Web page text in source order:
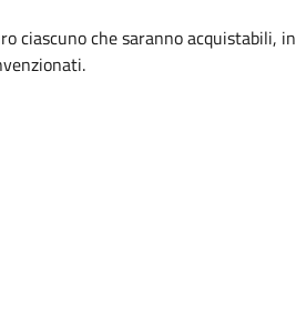
ciascuno che saranno acquistabili, in